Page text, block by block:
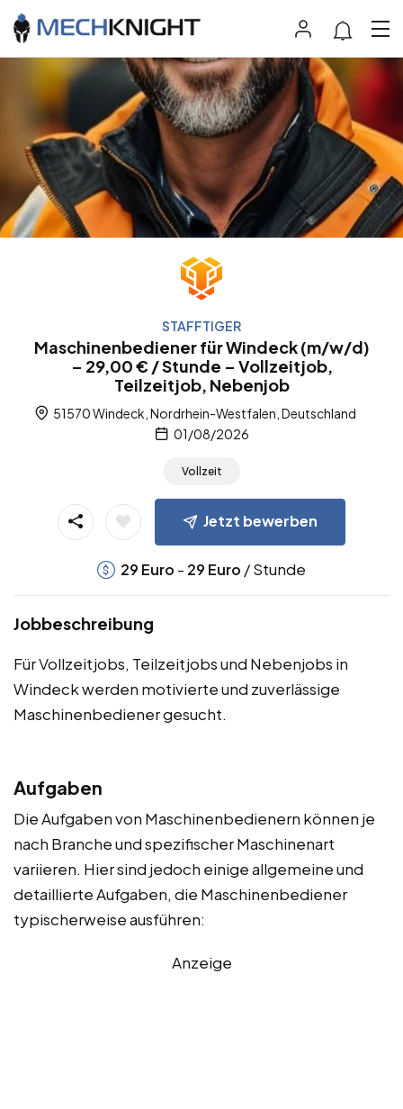
STAFFTIGER
Maschinenbediener für Windeck (m/w/d)
– 29,00 € / Stunde – Vollzeitjob,
Teilzeitjob, Nebenjob
51570 Windeck, Nordrhein-Westfalen, Deutschland
01/08/2026
Vollzeit
Jetzt bewerben
29 Euro - 29 Euro / Stunde
Jobbeschreibung
Für Vollzeitjobs, Teilzeitjobs und Nebenjobs in
Windeck werden motivierte und zuverlässige
Maschinenbediener gesucht.
Aufgaben
Die Aufgaben von Maschinenbedienern können je
nach Branche und spezifischer Maschinenart
variieren. Hier sind jedoch einige allgemeine und
detaillierte Aufgaben, die Maschinenbediener
typischerweise ausführen:
Anzeige